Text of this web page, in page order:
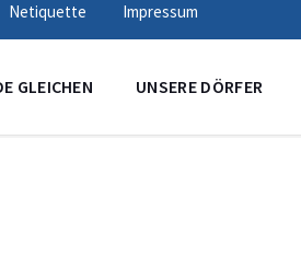
Netiquette Impressum
GLEICHEN UNSERE DÖRFER